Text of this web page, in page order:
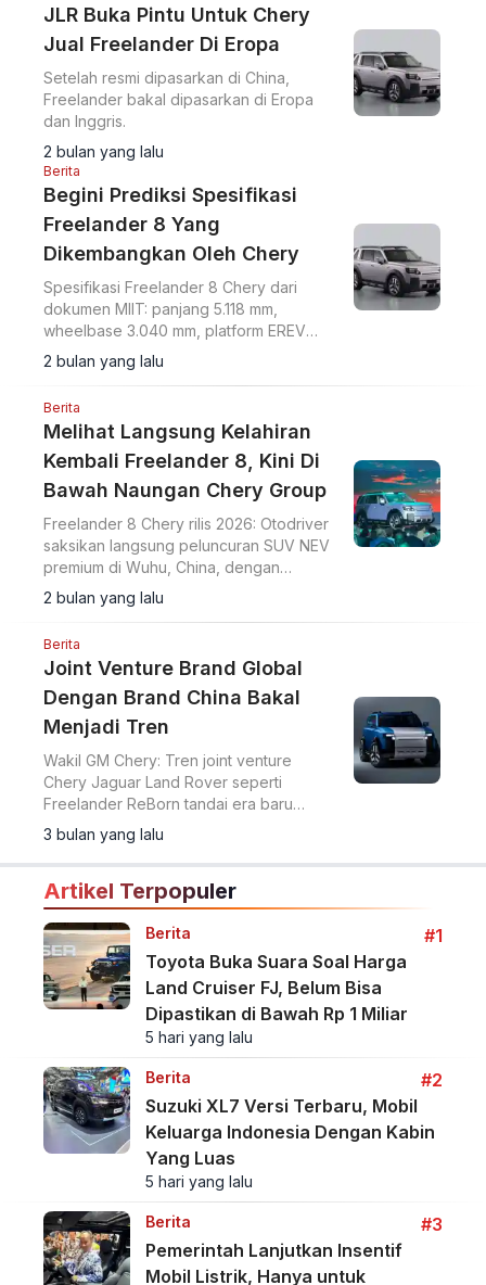
JLR Buka Pintu Untuk Chery
Jual Freelander Di Eropa
Setelah resmi dipasarkan di China,
Freelander bakal dipasarkan di Eropa
dan Inggris.
2 bulan yang lalu
Berita
Begini Prediksi Spesifikasi
Freelander 8 Yang
Dikembangkan Oleh Chery
Spesifikasi Freelander 8 Chery dari
dokumen MIIT: panjang 5.118 mm,
wheelbase 3.040 mm, platform EREV
800V CATL, LiDAR Huawei ADS V4.1,
Snapdragon 8397.
2 bulan yang lalu
Berita
Melihat Langsung Kelahiran
Kembali Freelander 8, Kini Di
Bawah Naungan Chery Group
Freelander 8 Chery rilis 2026: Otodriver
saksikan langsung peluncuran SUV NEV
premium di Wuhu, China, dengan
arsitektur 800V, Huawei ADS 5.0, dan
baterai CATL 6C.
2 bulan yang lalu
Berita
Joint Venture Brand Global
Dengan Brand China Bakal
Menjadi Tren
Wakil GM Chery: Tren joint venture
Chery Jaguar Land Rover seperti
Freelander ReBorn tandai era baru
kolaborasi global dan produksi lokal
otomotif.
3 bulan yang lalu
Artikel Terpopuler
Berita
#1
Toyota Buka Suara Soal Harga
Land Cruiser FJ, Belum Bisa
Dipastikan di Bawah Rp 1 Miliar
5 hari yang lalu
Berita
#2
Suzuki XL7 Versi Terbaru, Mobil
Keluarga Indonesia Dengan Kabin
Yang Luas
5 hari yang lalu
Berita
#3
Pemerintah Lanjutkan Insentif
Mobil Listrik, Hanya untuk